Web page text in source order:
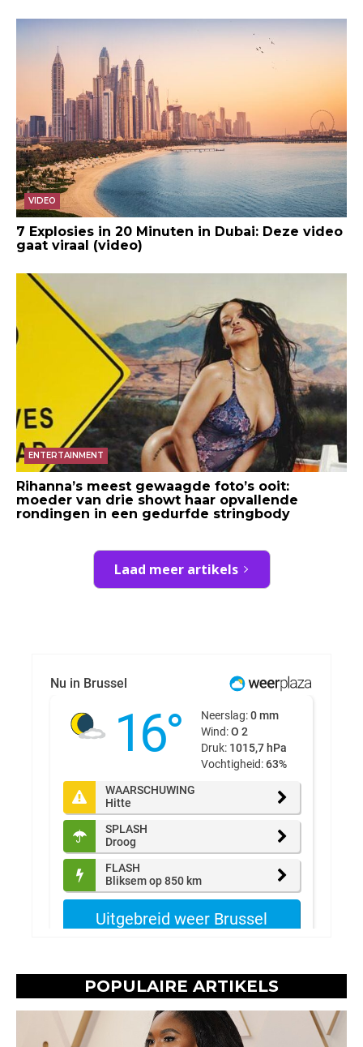
VIDEO
7 Explosies in 20 Minuten in Dubai: Deze video
gaat viraal (video)
ENTERTAINMENT
Rihanna’s meest gewaagde foto’s ooit:
moeder van drie showt haar opvallende
rondingen in een gedurfde stringbody
Laad meer artikels
POPULAIRE ARTIKELS